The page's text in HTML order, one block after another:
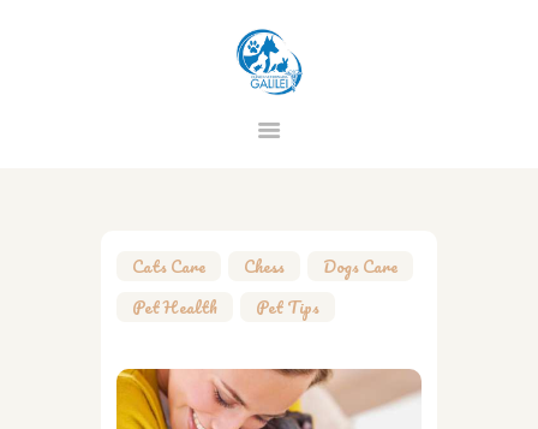
CLINICA VETERINARIA GALILEI
CHI SIAMO
PREVENZIONE
CONTATTI
Cats Care Chess Dogs Care
Pet Health
Pet Tips